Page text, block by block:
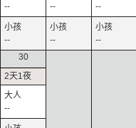
--
--
--
--
--
--
30
--